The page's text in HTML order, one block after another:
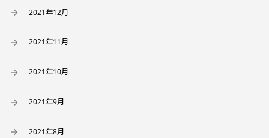
2021年12月
2021年11月
2021年10月
2021年9月
2021年8月